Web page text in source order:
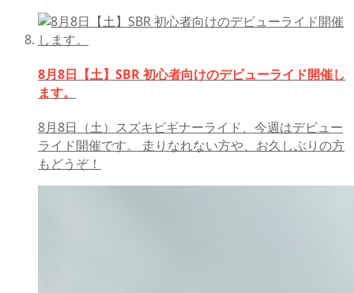
8月8日【土】SBR 初心者向けのデビューライド開催し
ます。
8月8日（土）スズキビギナーライド、今週はデビュー
ライド開催です。 走りなれない方や、お久しぶりの方
もどうぞ！